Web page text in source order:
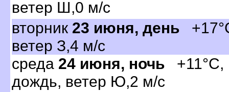
етер Ш,0 м/с
торник 23 июня, день
етер З,4 м/с
среда 24 июня, ночь +11°C,
дождь, ветер Ю,2 м/с